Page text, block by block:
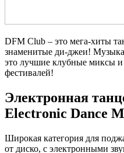
DFM Club – это мега-хиты
знаменитые ди-джеи!
это лучшие клубные миксы
фестивалей!
Электронная
Electronic Dance
Широкая категория для
от диско, с электронными